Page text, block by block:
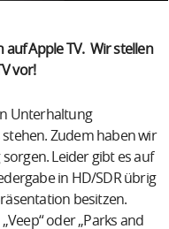
auf Apple TV. Wir stellen
vor!
Unterhaltung
Zudem haben wir
Leider gibt es auf
in HD/SDR übrig
besitzen.
oder „Parks and